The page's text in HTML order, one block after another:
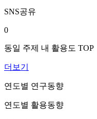
SNS공유
0
동일 주제 내 활용도 TOP
더보기
연도별 연구동향
연도별 활용동향